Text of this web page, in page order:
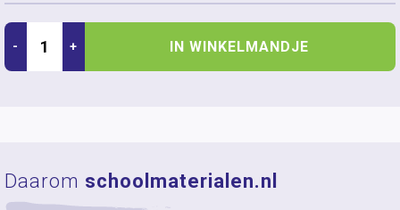
- + IN WINKELMANDJE
Daarom schoolmaterialen.nl